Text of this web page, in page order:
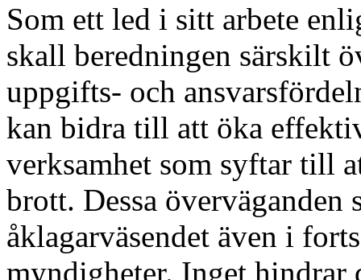
Som ett led i sitt arbete
skall beredningen särskilt
uppgifts- och
kan bidra till att öka
verksamhet som syftar till
brott. Dessa
åklagarväsendet även i
myndigheter. Inget hindrar